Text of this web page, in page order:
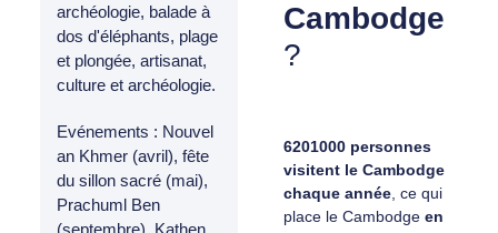
archéologie, balade à
dos d'éléphants, plage
et plongée, artisanat,
culture et archéologie.
Evénements : Nouvel
an Khmer (avril), fête
du sillon sacré (mai),
Prachuml Ben
(septembre), Kathen
Cambodge
?
6201000 personnes
visitent le Cambodge
chaque année , ce qui
place le Cambodge en